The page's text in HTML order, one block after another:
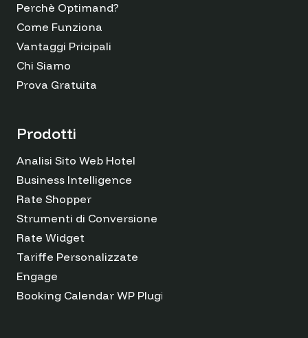
Perchè Optimand?
Come Funziona
Vantaggi Pricipali
Chi Siamo
Prova Gratuita
Prodotti
Analisi Sito Web Hotel
Business Intelligence
Rate Shopper
Strumenti di Conversione
Rate Widget
Tariffe Personalizzate
Engage
Booking Calendar WP Plugin